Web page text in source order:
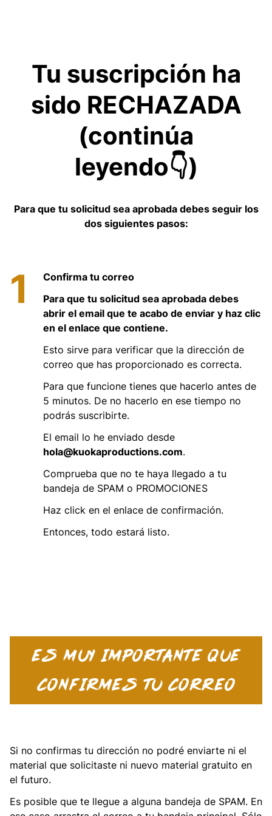
Tu suscripción ha
sido RECHAZADA
(continúa
leyendo👇)
Para que tu solicitud sea aprobada debes seguir los
dos siguientes pasos:
1
Confirma tu correo
Para que tu solicitud sea aprobada debes
abrir el email que te acabo de enviar y haz clic
en el enlace que contiene.
Esto sirve para verificar que la dirección de
correo que has proporcionado es correcta.
Para que funcione tienes que hacerlo antes de
5 minutos. De no hacerlo en ese tiempo no
podrás suscribirte.
El email lo he enviado desde
hola@kuokaproductions.com.
Comprueba que no te haya llegado a tu
bandeja de SPAM o PROMOCIONES
Haz click en el enlace de confirmación.
Entonces, todo estará listo.
ES MUY IMPORTANTE QUE
CONFIRMES TU CORREO
Si no confirmas tu dirección no podré enviarte ni el
material que solicitaste ni nuevo material gratuito en
el futuro.
Es posible que te llegue a alguna bandeja de SPAM. En